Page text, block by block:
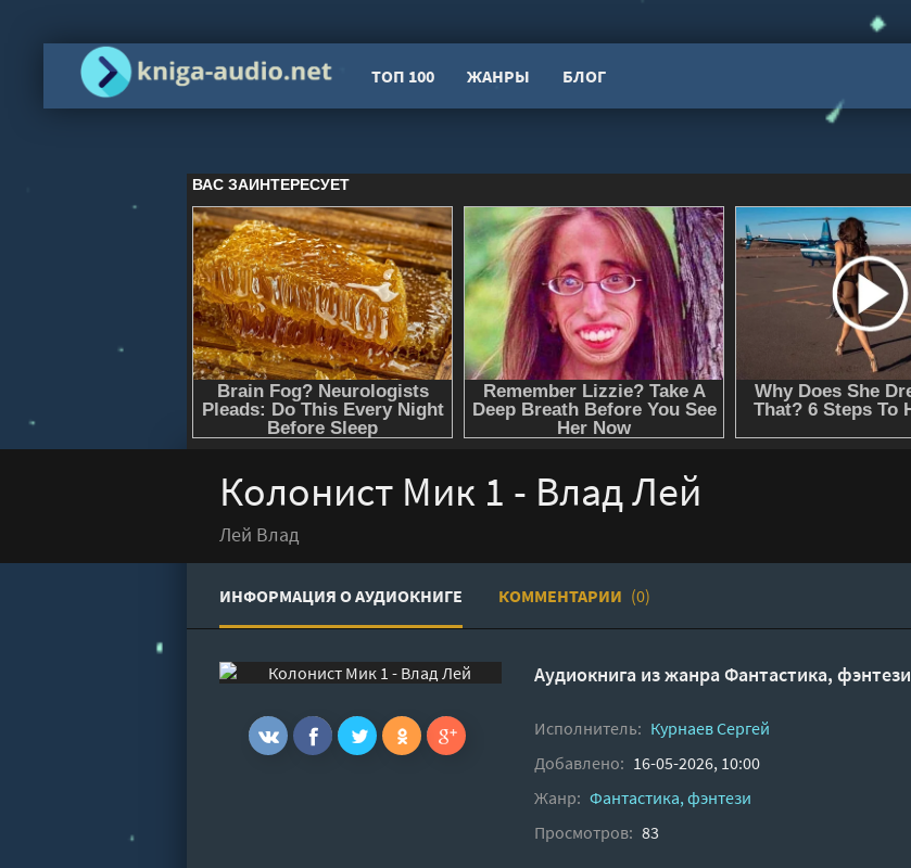
ТОП 100 ЖАНРЫ БЛОГ
Колонист Мик 1 - Влад Лей
Лей Влад
ИНФОРМАЦИЯ О АУДИОКНИГЕ КОММЕНТАРИИ (0)
Аудиокнига из жанраФантастика, фэнтези
Исполнитель: Курнаев Сергей
Добавлено: 16-05-2026, 10:00
Жанр: Фантастика, фэнтези
Просмотров: 83